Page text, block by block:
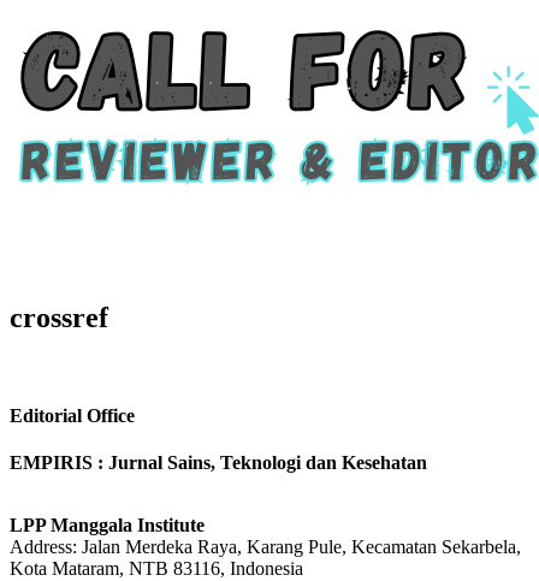
crossref
Editorial Office
EMPIRIS : Jurnal Sains, Teknologi dan Kesehatan
LPP Manggala Institute
Address: Jalan Merdeka Raya, Karang Pule, Kecamatan Sekarbela,
Kota Mataram, NTB 83116, Indonesia